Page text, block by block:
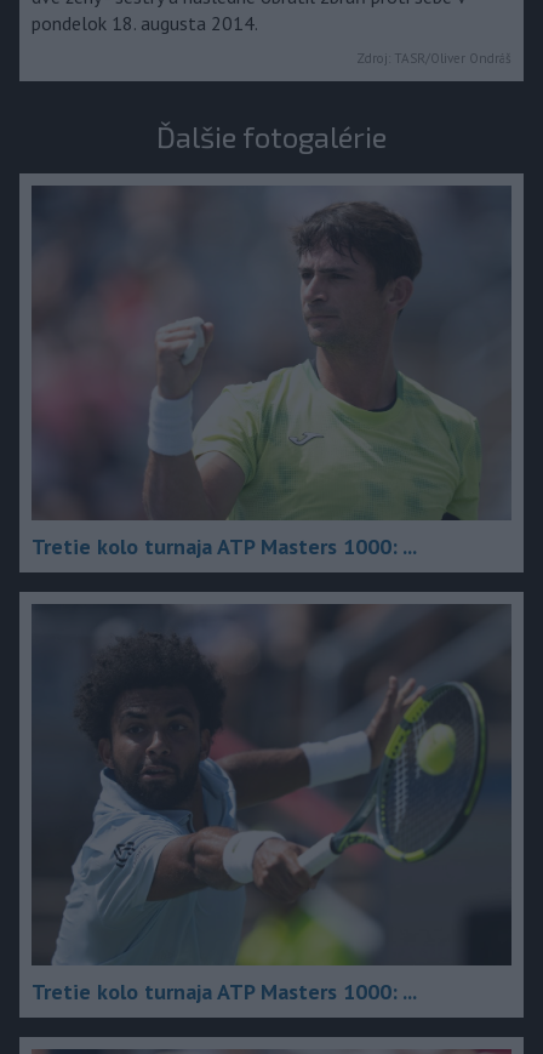
pondelok 18. augusta 2014.
Zdroj: TASR/Oliver Ondráš
Ďalšie fotogalérie
Tretie kolo turnaja ATP Masters 1000: ...
Tretie kolo turnaja ATP Masters 1000: ...